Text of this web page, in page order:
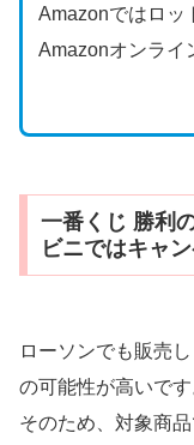
Amazonではロッ
Amazonオンライ
一番くじ 勝利
ビニではキャ
ローソンでも販売
の可能性が高いです
そのため、対象商